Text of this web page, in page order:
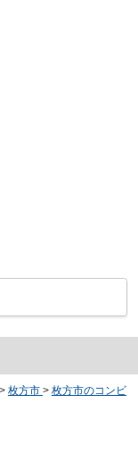
> 枚方市 > 枚方市のコンビ